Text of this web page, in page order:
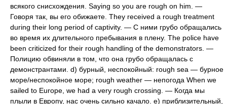
всякого снисхождения. Saying so you are rough on him. —
Говоря так, вы его обижаете. They received a rough treatment
during their long period of captivity. — С ними грубо обращались
во время их длительного пребывания в плену. The police have
been criticized for their rough handling of the demonstrators. —
Полицию обвиняли в том, что она грубо обращалась с
демонстрантами. d) бурный, неспокойный: rough sea — бурное
море/неспокойное море; rough weather — непогода When we
sailed to Europe, we had a very rough crossing. — Когда мы
плыли в Европу, нас очень сильно качало. e) приблизительный,